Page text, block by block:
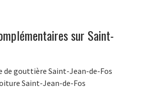
sur Saint-
de gouttière Saint-Jean-de-Fos
Saint-Jean-de-Fos